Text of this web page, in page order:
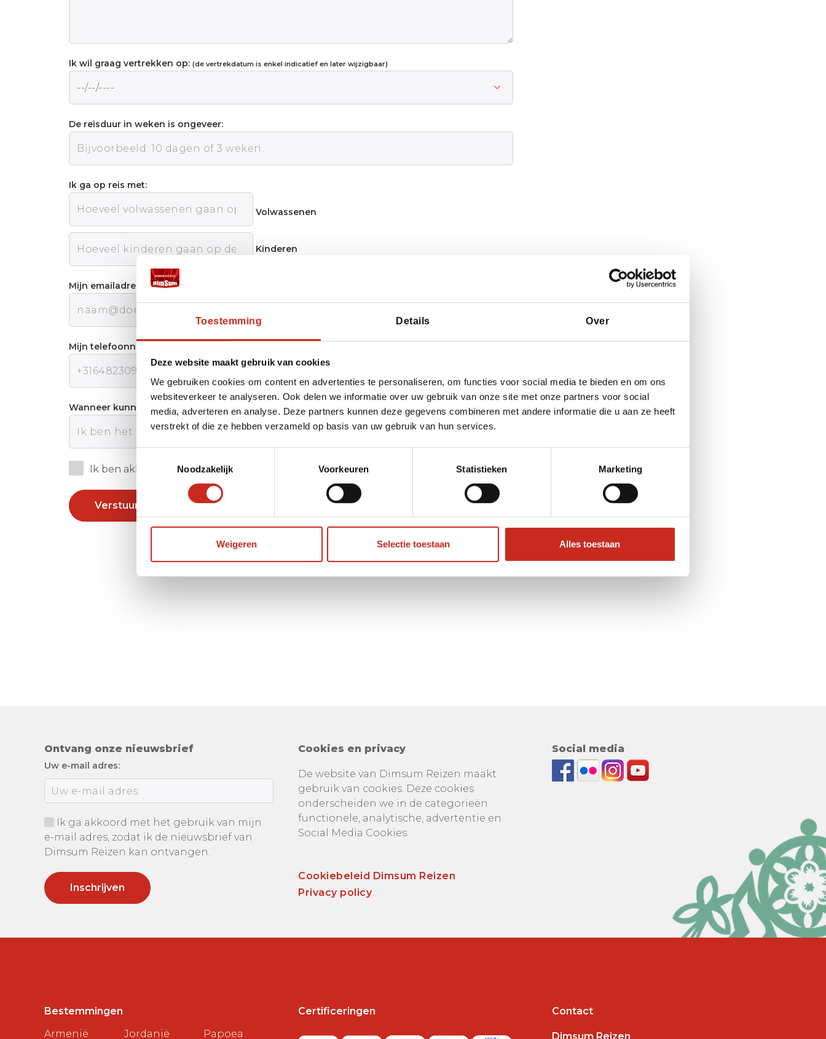
Toestemming Details Over
Deze website maakt gebruik van cookies
We gebruiken cookies om content en advertenties te personaliseren, om functies voor social media te bieden en om ons
websiteverkeer te analyseren. Ook delen we informatie over uw gebruik van onze site met onze partners voor social
media, adverteren en analyse. Deze partners kunnen deze gegevens combineren met andere informatie die u aan ze heeft
verstrekt of die ze hebben verzameld op basis van uw gebruik van hun services.
Noodzakelijk
Voorkeuren Statistieken Marketing
Weigeren Selectie toestaan Alles toestaan
Ik wil graag vertrekken op: (de vertrekdatum is enkel indicatief en later wijzigbaar)
De reisduur in weken is ongeveer:
Ik ga op reis met:
Volwassenen
Kinderen
Mijn emailadres:
Mijn telefoonnummer:
Wanneer kunnen wij u het beste telefonisch bereiken?
Ik ben akkoord met de Privacy policy van Dimsum Reizen
Verstuur
Ontvang onze nieuwsbrief
Uw e-mail adres:
Ik ga akkoord met het gebruik van mijn
e-mail adres, zodat ik de nieuwsbrief van
Dimsum Reizen kan ontvangen.
Cookies en privacy
De website van Dimsum Reizen maakt
gebruik van cookies. Deze cookies
onderscheiden we in de categorieën
functionele, analytische, advertentie en
Social Media Cookies.
Cookiebeleid Dimsum Reizen
Privacy policy
Social media
Bestemmingen
Armenië
Jordanië Papoea
Certificeringen Contact
Dimsum Reizen